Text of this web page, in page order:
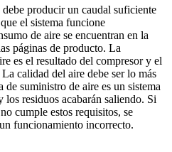
producir un caudal suficiente
el sistema funcione
de aire se encuentran en la
páginas de producto. La
es el resultado del compresor y el
calidad del aire debe ser lo más
suministro de aire es un sistema
residuos acabarán saliendo. Si
cumple estos requisitos, se
funcionamiento incorrecto.